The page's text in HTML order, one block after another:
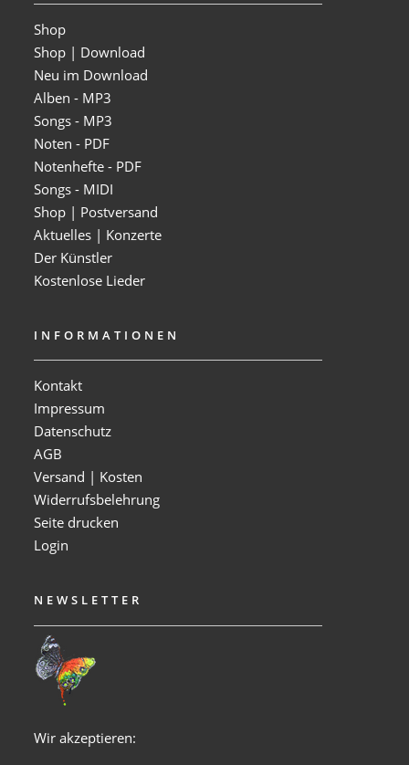
Shop
Shop | Download
Neu im Download
Alben - MP3
Songs - MP3
Noten - PDF
Notenhefte - PDF
Songs - MIDI
Shop | Postversand
Aktuelles | Konzerte
Der Künstler
Kostenlose Lieder
INFORMATIONEN
Kontakt
Impressum
Datenschutz
AGB
Versand | Kosten
Widerrufsbelehrung
Seite drucken
Login
NEWSLETTER
Wir akzeptieren: